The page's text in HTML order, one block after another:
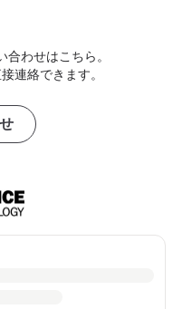
わせはこちら。
連絡できます。